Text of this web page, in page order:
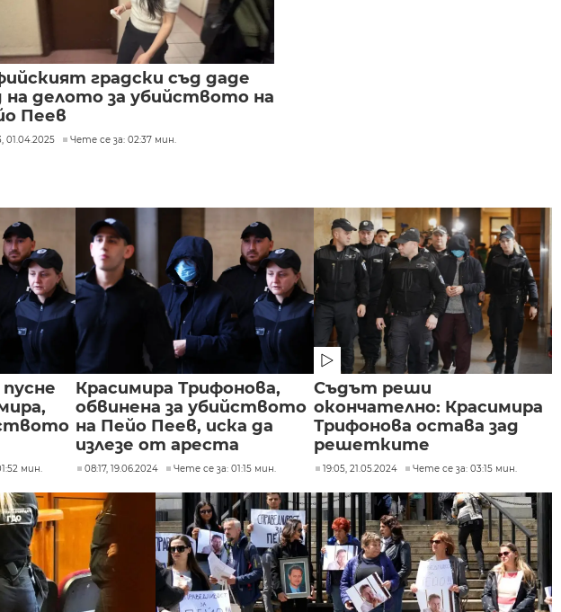
градски съд даде
на делото за убийството на
Пеев
01.04.2025 Чете се за: 02:37 мин.
мин.
Красимира Трифонова,
обвинена за убийството
на Пейо Пеев, иска да
излезе от ареста
08:17, 19.06.2024 Чете се за: 01:15 мин.
Съдът реши
окончателно: Красимира
Трифонова остава зад
решетките
19:05, 21.05.2024 Чете се за: 03:15 мин.